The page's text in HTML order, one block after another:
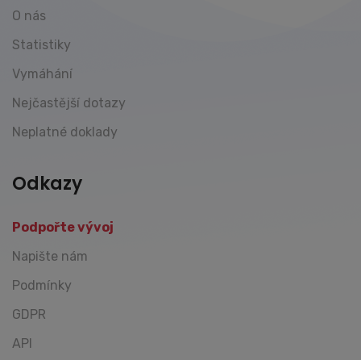
O nás
Statistiky
Vymáhání
Nejčastější dotazy
Neplatné doklady
Odkazy
Podpořte vývoj
Napište nám
Podmínky
GDPR
API